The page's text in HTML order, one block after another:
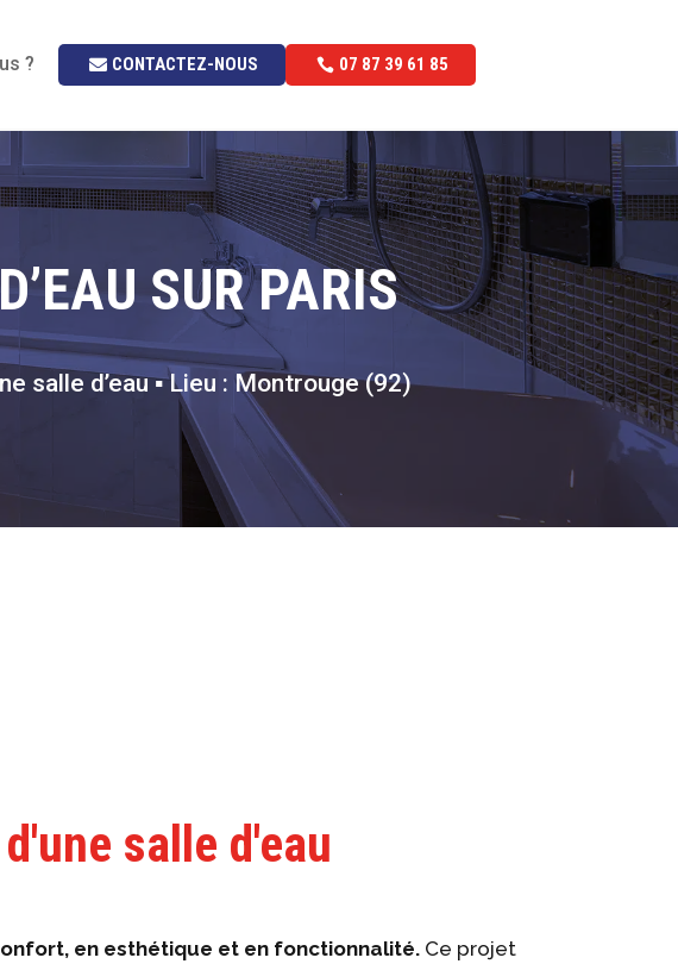
? CONTACTEZ-NOUS 07 87 39 61 85
SUR PARIS
salle d’eau ▪️ Lieu : Montrouge (92)
salle d'eau
en esthétique et en fonctionnalité. Ce projet